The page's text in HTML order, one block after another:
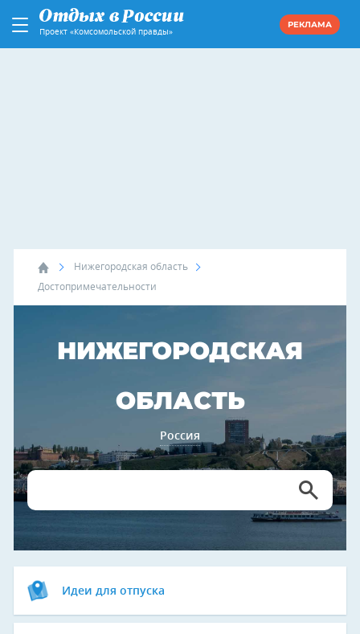
Проект «Комсомольской правды»
РЕКЛАМА
Нижегородская область
Достопримечательности
НИЖЕГОРОДСКАЯ
ОБЛАСТЬ
Россия
Идеи для отпуска